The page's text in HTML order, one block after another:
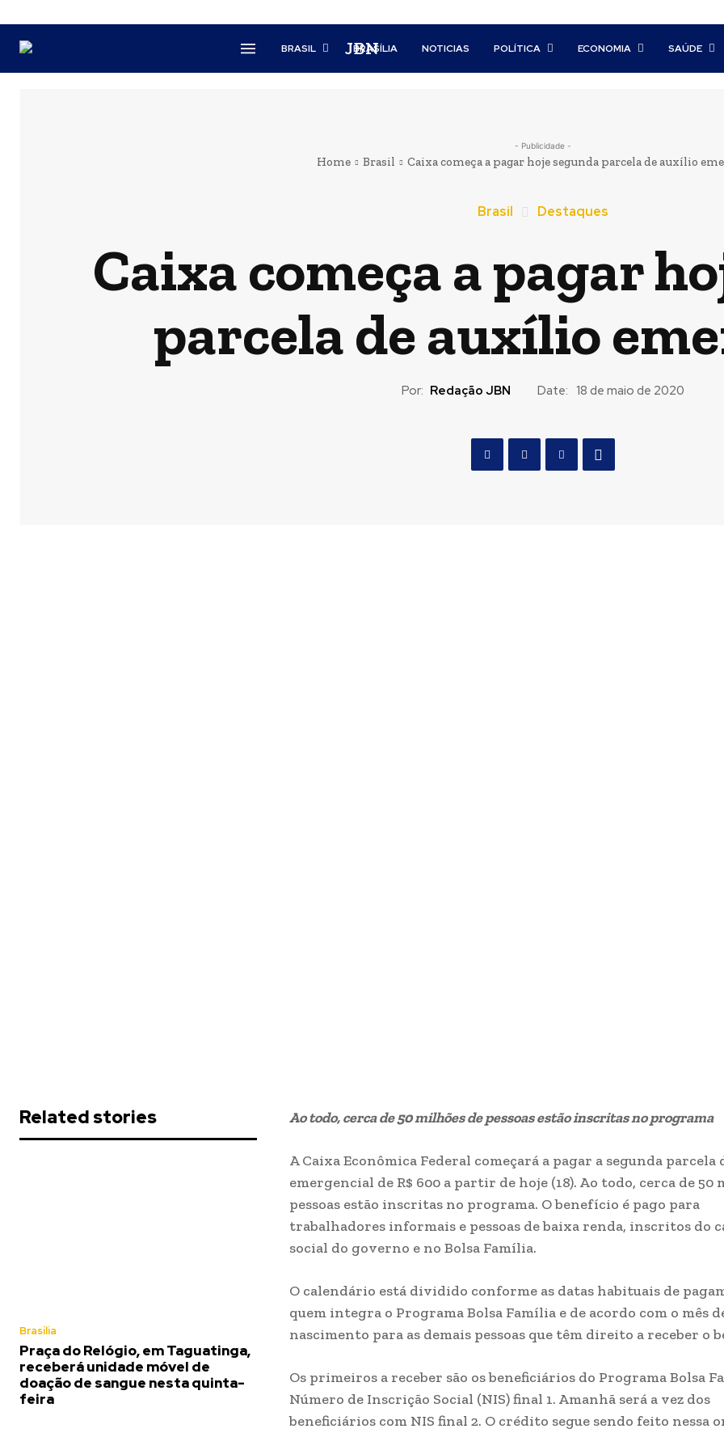
JBN
BRASIL BRASÍLIA NOTICIAS POLÍTICA ECONOMIA SAÚDE
- Publicidade -
Home Brasil Caixa começa a pagar hoje segunda parcela de auxílio
Brasil Destaques
Caixa começa a pagar
parcela de auxílio
Por: Redação JBN Date: 18 de maio de 2020
Related stories
Brasília
Praça do Relógio, em Taguatinga,
receberá unidade móvel de
doação de sangue nesta quinta-
feira
Ao todo, cerca de 50 milhões de pessoas estão inscritas no programa
A Caixa Econômica Federal começará a pagar a segunda
emergencial de R$ 600 a partir de hoje (18). Ao todo, cerca de 50
pessoas estão inscritas no programa. O benefício é pago para
trabalhadores informais e pessoas de baixa renda, inscritos do
social do governo e no Bolsa Família.
O calendário está dividido conforme as datas habituais de
quem integra o Programa Bolsa Família e de acordo com o mês
nascimento para as demais pessoas que têm direito a receber o
Os primeiros a receber são os beneficiários do Programa Bolsa
Número de Inscrição Social (NIS) final 1. Amanhã será a vez dos
beneficiários com NIS final 2. O crédito segue sendo feito nessa